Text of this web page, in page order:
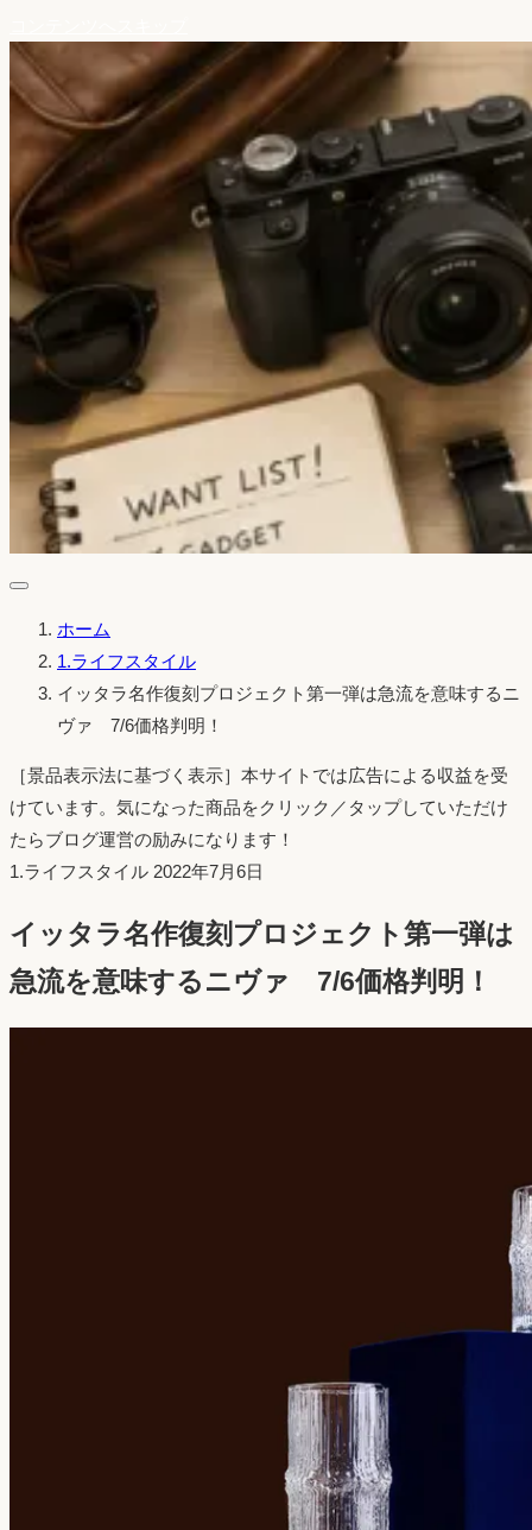
ホーム
1.ライフスタイル
イッタラ名作復刻プロジェクト第一弾は急流を意味するニ
ヴァ 7/6価格判明！
［景品表示法に基づく表示］本サイトでは広告による収益を受
けています。気になった商品をクリック／タップしていただけ
たらブログ運営の励みになります！
1.ライフスタイル 投
日：
2022年7月6日
イッタラ名作復刻プロジェクト第一弾は
急流を意味するニヴァ 7/6価格判明！